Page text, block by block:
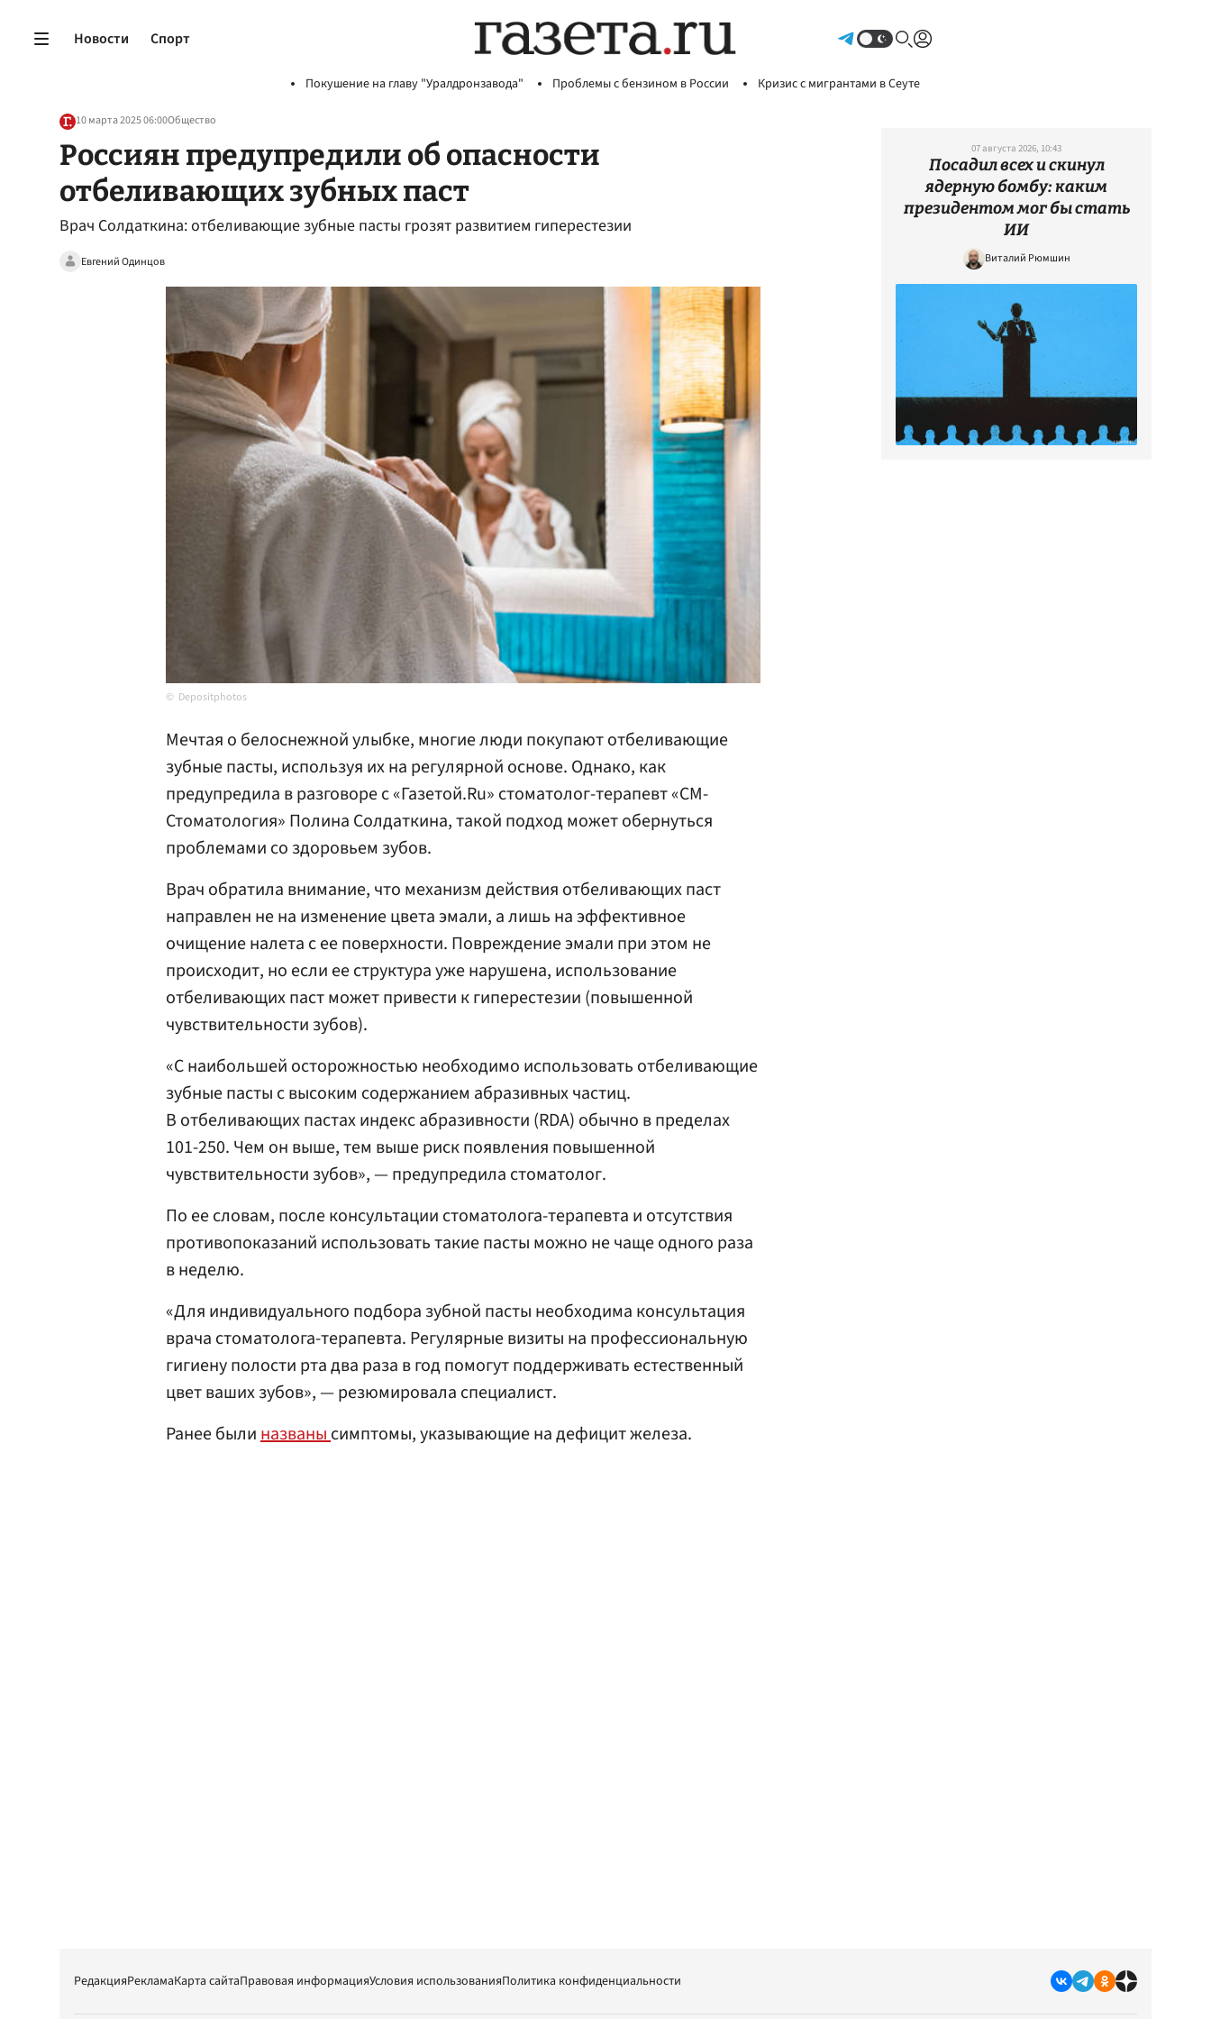
Новости Спорт
Покушение на главу "Уралдронзавода" Проблемы с бензином в России Кризис с мигрантами в Сеуте
10 марта 2025 06:00Общество
Россиян предупредили об опасности
отбеливающих зубных паст
Врач Солдаткина: отбеливающие зубные пасты грозят развитием гиперестезии
Евгений Одинцов
Depositphotos
Мечтая о белоснежной улыбке, многие люди покупают отбеливающие
зубные пасты, используя их на регулярной основе. Однако, как
предупредила в разговоре с «Газетой.Ru» стоматолог-терапевт «СМ-
Стоматология» Полина Солдаткина, такой подход может обернуться
проблемами со здоровьем зубов.
Врач обратила внимание, что механизм действия отбеливающих паст
направлен не на изменение цвета эмали, а лишь на эффективное
очищение налета с ее поверхности. Повреждение эмали при этом не
происходит, но если ее структура уже нарушена, использование
отбеливающих паст может привести к гиперестезии (повышенной
чувствительности зубов).
«С наибольшей осторожностью необходимо использовать отбеливающие
зубные пасты с высоким содержанием абразивных частиц.
В отбеливающих пастах индекс абразивности (RDA) обычно в пределах
101-250. Чем он выше, тем выше риск появления повышенной
чувствительности зубов», — предупредила стоматолог.
По ее словам, после консультации стоматолога-терапевта и отсутствия
противопоказаний использовать такие пасты можно не чаще одного раза
в неделю.
«Для индивидуального подбора зубной пасты необходима консультация
врача стоматолога-терапевта. Регулярные визиты на профессиональную
гигиену полости рта два раза в год помогут поддерживать естественный
цвет ваших зубов», — резюмировала специалист.
Ранее былиназванысимптомы, указывающие на дефицит железа.
07 августа 2026, 10:43
Посадил всех и скинул
ядерную бомбу: каким
президентом мог бы стать
ИИ
Виталий Рюмшин
РедакцияРекламаКарта сайтаПравовая информацияУсловия использованияПолитика конфиденциальности